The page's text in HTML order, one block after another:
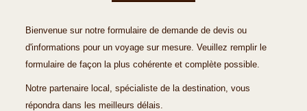
Bienvenue sur notre formulaire de demande de devis ou
d'informations pour un voyage sur mesure. Veuillez remplir le
formulaire de façon la plus cohérente et complète possible.
Notre partenaire local, spécialiste de la destination, vous
répondra dans les meilleurs délais.